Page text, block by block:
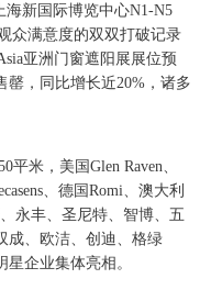
新国际博览中心N1-N5
众满意度的双双打破记录
亚洲门窗遮阳展展位预
罄，同比增长近20%，诸多
平米，美国Glen Raven、
、德国Romi、澳大利
永丰、圣尼特、智博、五
成、欧洁、创迪、格绿
企业集体亮相。